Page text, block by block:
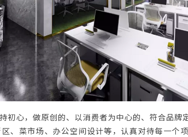
初心，做原创的、以消费者为中心的、符合品牌
、菜市场、办公空间设计等，认真对待每一个